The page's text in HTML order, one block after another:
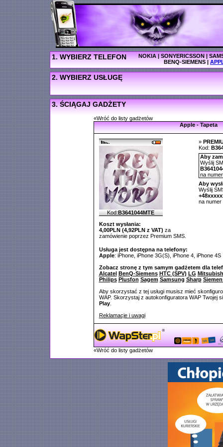
1. WYBIERZ TELEFON NOKIA|SONYERICSSON|
BENQ-SIEMENS|
2. WYBIERZ USŁUGĘ
3. ŚCIĄGAJ GADŻETY
«Wróć do listy gadżetów
Apple - Tapeta
Kod:B3641044MTE
Koszt wysłania:
4,00PLN (4,92PLN z VAT) za
zamówienie poprzez Premium SMS.
»
Kod:
Aby
Wyślij
na
Aby
Wyślij
na numer
Usługa jest dostępna na telefony:
Apple: iPhone, iPhone 3G(S), iPhone 4, iPhone 4S
Zobacz stronę z tym samym gadżetem dla
Alcatel BenQ-Siemens HTC (SPV) LG
Philips Plusfon Sagem Samsung Sharp
Aby skorzystać z tej usługi musisz mieć
WAP. Skorzystaj z autokonfiguratora WAP Twojej
Play.
Reklamacje i uwagi
«Wróć do listy gadżetów